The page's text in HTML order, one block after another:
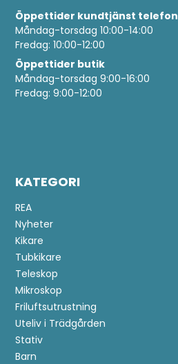
Öppettider kundtjänst telefon
Måndag-torsdag 10:00-14:00
Fredag: 10:00-12:00
Öppettider butik
Måndag-torsdag 9:00-16:00
Fredag: 9:00-12:00
KATEGORI
REA
Nyheter
Kikare
Tubkikare
Teleskop
Mikroskop
Friluftsutrustning
Uteliv i Trädgården
Stativ
Barn